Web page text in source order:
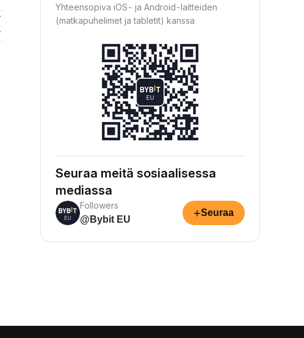
Yhteensopiva iOS- ja Android-laitteiden
(matkapuhelimet ja tabletit) kanssa
Seuraa meitä sosiaalisessa
mediassa
Followers
@Bybit EU
+Seuraa